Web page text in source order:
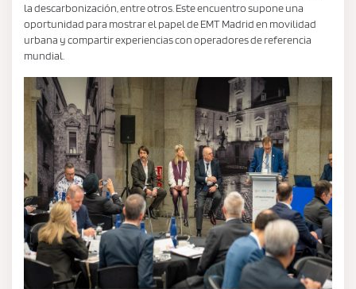
la descarbonización, entre otros. Este encuentro supone una
oportunidad para mostrar el papel de EMT Madrid en movilidad
urbana y compartir experiencias con operadores de referencia
mundial.